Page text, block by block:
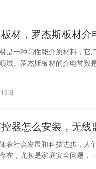
材，罗杰斯板材介
是一种高性能介质材料，它
域。罗杰斯板材的介电常数
日
器怎么安装，无线
着社会发展和科技进步，人
在，尤其是家庭安全问题，